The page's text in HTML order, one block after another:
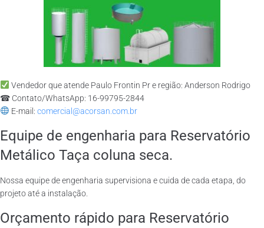
Vendedor que atende Paulo Frontin Pr e região: Anderson Rodrigo
☎ Contato/WhatsApp: 16-99795-2844
E-mail: comercial@acorsan.com.br
Equipe de engenharia para Reservatório
Metálico Taça coluna seca.
Nossa equipe de engenharia supervisiona e cuida de cada etapa, do
projeto até a instalação.
Orçamento rápido para Reservatório